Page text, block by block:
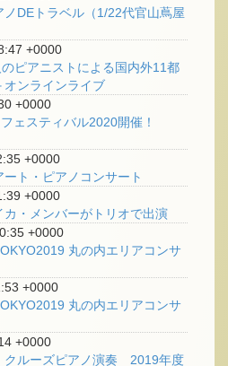
ノDEトラベル（1/22代官山蔦屋
+0000
ピアニストによる国内外11都
オンラインライブ
+0000
ェスティバル2020開催！
+0000
ート・ピアノコンサート
+0000
カ・メンバーがトリオで出演
+0000
丸の内エリアコンサ
+0000
丸の内エリアコンサ
+0000
クルーズピアノ演奏 2019年度